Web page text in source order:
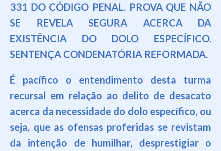
331 DO CÓDIGO PENAL. PROVA QUE NÃO
SE REVELA SEGURA ACERCA DA
EXISTÊNCIA DO DOLO ESPECÍFICO.
SENTENÇA CONDENATÓRIA REFORMADA.
É pacífico o entendimento desta turma
recursal em relação ao delito de desacato
acerca da necessidade do dolo específico, ou
seja, que as ofensas proferidas se revistam
da intenção de humilhar, desprestigiar o